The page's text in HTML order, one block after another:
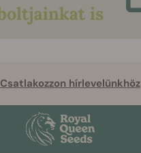
Csatlakozzon hírlevelünkhöz